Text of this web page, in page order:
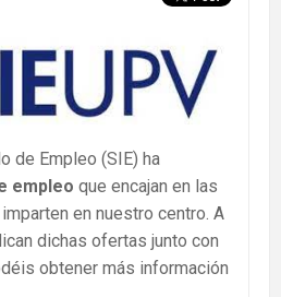
de Empleo (SIE) ha
empleo que encajan en las
en nuestro centro. A
dichas ofertas junto con
obtener más información